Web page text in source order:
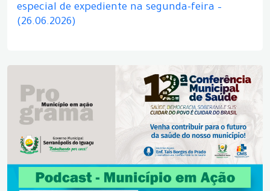
especial de expediente na segunda-feira –
(26.06.2026)